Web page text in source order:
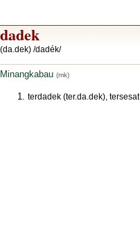
dadek
(da.dek) /dadék/
Minangkabau (mk)
terdadek (ter.da.dek), tersesat